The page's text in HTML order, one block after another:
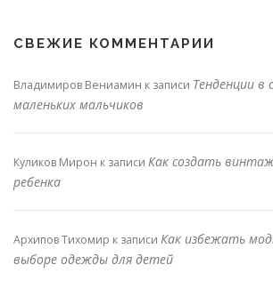
СВЕЖИЕ КОММЕНТАРИИ
Владимиров Вениамин к записи Тенденции в
маленьких мальчиков
Куликов Мирон к записи Как создать
ребенка
Архипов Тихомир к записи Как избежать
выборе одежды для детей